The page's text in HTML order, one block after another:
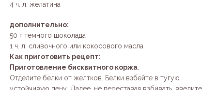
4 ч. л. желатина
дополнительно:
50 г темного шоколада
1 ч. л. сливочного или кокосового масла
Как приготовить рецепт:
Приготовление бисквитного коржа:
Отделите белки от желтков. Белки взбейте в тугую